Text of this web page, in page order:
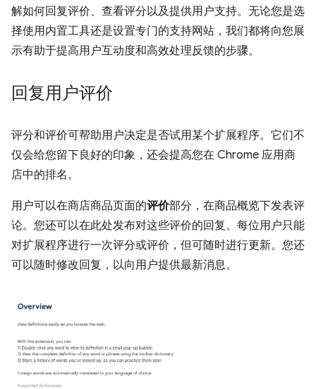
解如何回复评价、查看评分以及提供用户支持。无论您是选
择使用内置工具还是设置专门的支持网站，我们都将向您展
示有助于提高用户互动度和高效处理反馈的步骤。
回复用户评价
评分和评价可帮助用户决定是否试用某个扩展程序。它们不
仅会给您留下良好的印象，还会提高您在 Chrome 应用商
店中的排名。
用户可以在商店商品页面的评价部分，在商品概览下发表评
论。您还可以在此处发布对这些评价的回复。每位用户只能
对扩展程序进行一次评分或评价，但可随时进行更新。您还
可以随时修改回复，以向用户提供最新消息。